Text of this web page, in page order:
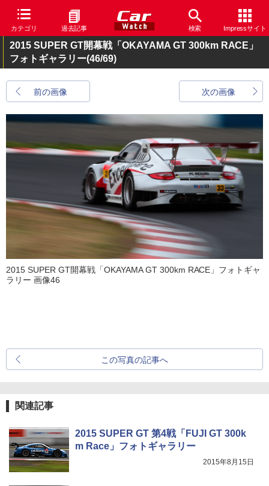
カテゴリ 過去記事 検索 Impressサイト
2015 SUPER GT開幕戦「OKAYAMA GT 300km RACE」
フォトギャラリー(46/69)
前の画像 次の画像
2015 SUPER GT開幕戦「OKAYAMA GT 300km RACE」フォトギャ
ラリー 画像46
この写真の記事へ
関連記事
2015 SUPER GT 第4戦「FUJI GT 300k
m Race」フォトギャラリー
2015年8月15日